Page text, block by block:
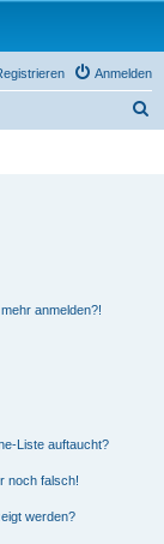
Anmelden
anmelden?!
Liste auftaucht?
noch falsch!
werden?